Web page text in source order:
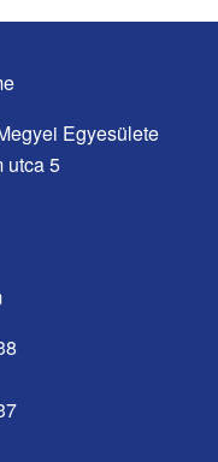
Egyesülete
utca 5